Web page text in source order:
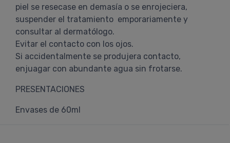
piel se resecase en demasía o se enrojeciera,
suspender el tratamiento emporariamente y
consultar al dermatólogo.
Evitar el contacto con los ojos.
Si accidentalmente se produjera contacto,
enjuagar con abundante agua sin frotarse.
PRESENTACIONES
Envases de 60ml